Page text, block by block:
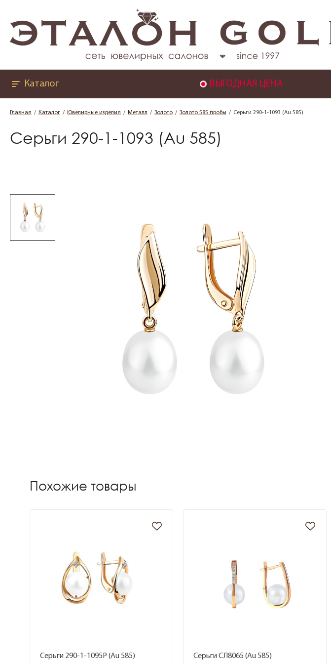
Каталог ВЫГОДНАЯ ЦЕНА
Главная Каталог Ювелирные изделия Металл Золото Золото 585 пробы Серьги 290-1-1093 (Au 585)
Серьги 290-1-1093 (Au 585)
Похожие товары
Серьги 290-1-1095Р (Au 585) Серьги СЛ8065 (Au 585)